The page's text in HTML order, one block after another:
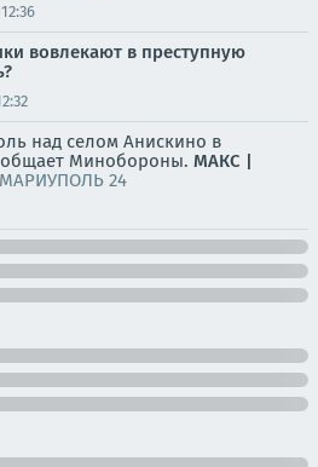
12:36
вовлекают в преступную
над селом Анискино в
Минобороны. МАКС |
МАРИУПОЛЬ 24